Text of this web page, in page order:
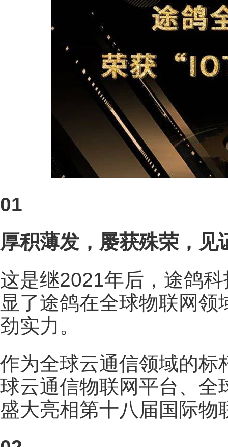
01
厚积薄发，屡获殊荣，见
这是继2021年后，途鸽
显了途鸽在全球物联网
劲实力。
作为全球云通信领域的
球云通信物联网平台、全
盛大亮相第十八届国际物